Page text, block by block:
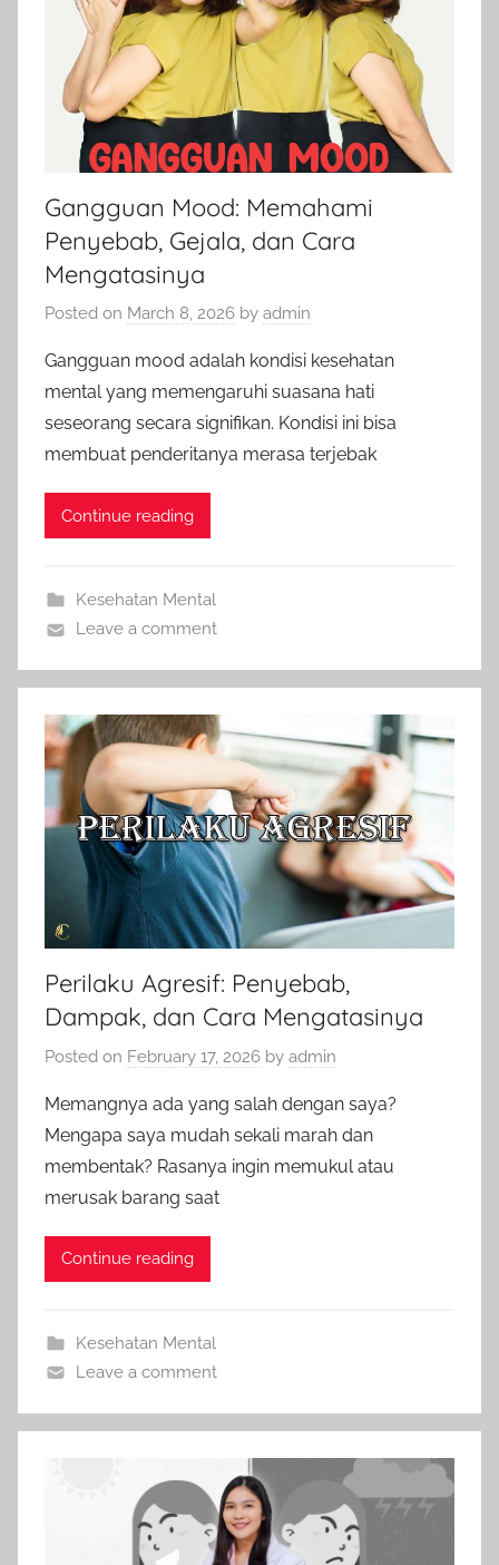
Gangguan Mood: Memahami
Penyebab, Gejala, dan Cara
Mengatasinya
Posted on March 8, 2026 by admin
Gangguan mood adalah kondisi kesehatan
mental yang memengaruhi suasana hati
seseorang secara signifikan. Kondisi ini bisa
membuat penderitanya merasa terjebak
Continue reading
Kesehatan Mental
Leave a comment
Perilaku Agresif: Penyebab,
Dampak, dan Cara Mengatasinya
Posted on February 17, 2026 by admin
Memangnya ada yang salah dengan saya?
Mengapa saya mudah sekali marah dan
membentak? Rasanya ingin memukul atau
merusak barang saat
Continue reading
Kesehatan Mental
Leave a comment